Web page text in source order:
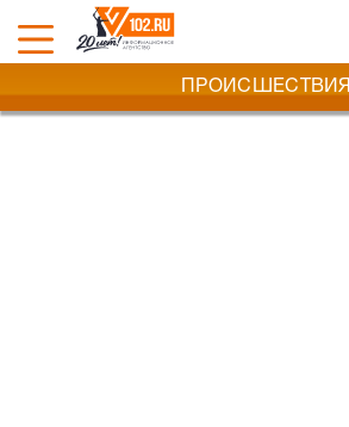
ПРОИСШЕСТВИЯ